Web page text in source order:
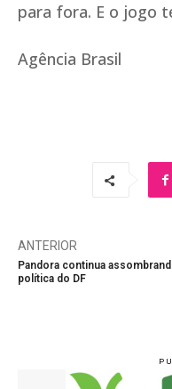
para fora. E o jogo
Agência Brasil
ANTERIOR
Pandora continua
política do DF